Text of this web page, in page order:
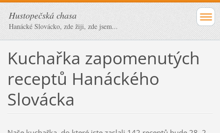
Hustopečská chasa
Hanácké Slovácko, zde žiji, zde jsem...
Kuchařka zapomenutých
receptů Hanáckého
Slovácka